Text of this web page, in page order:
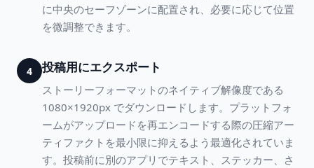
に中央のセーフゾーンに配置され、必要に応じて位置
を微調整できます。
4 投稿用にエクスポート
ストーリーフォーマットのネイティブ解像度である
1080×1920px でダウンロードします。プラットフォ
ームがアップロードを再エンコードする際の圧縮アー
ティファクトを最小限に抑えるよう最適化されていま
す。投稿前に別のアプリでテキスト、ステッカー、さ